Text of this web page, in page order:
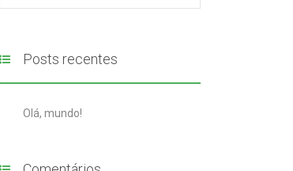
Posts recentes
Olá, mundo!